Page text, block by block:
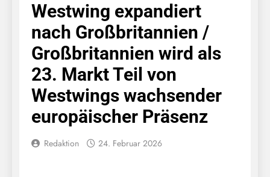
Westwing expandiert
nach Großbritannien /
Großbritannien wird als
23. Markt Teil von
Westwings wachsender
europäischer Präsenz
Redaktion 24. Februar 2026